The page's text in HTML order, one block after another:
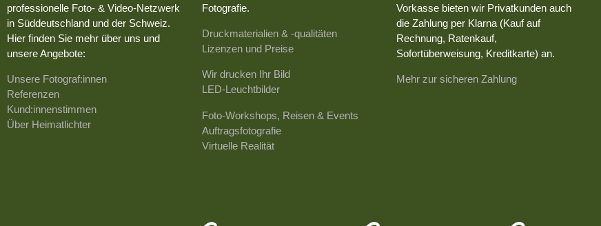
professionelle Foto- & Video-Netzwerk
in Süddeutschland und der Schweiz.
Hier finden Sie mehr über uns und
unsere Angebote:
Unsere Fotograf:innen
Referenzen
Kund:innenstimmen
Über Heimatlichter
Fotografie.
Druckmaterialien & -qualitäten
Lizenzen und Preise
Wir drucken Ihr Bild
LED-Leuchtbilder
Foto-Workshops, Reisen & Events
Auftragsfotografie
Virtuelle Realität
Vorkasse bieten wir Privatkunden auch
die Zahlung per Klarna (Kauf auf
Rechnung, Ratenkauf,
Sofortüberweisung, Kreditkarte) an.
Mehr zur sicheren Zahlung